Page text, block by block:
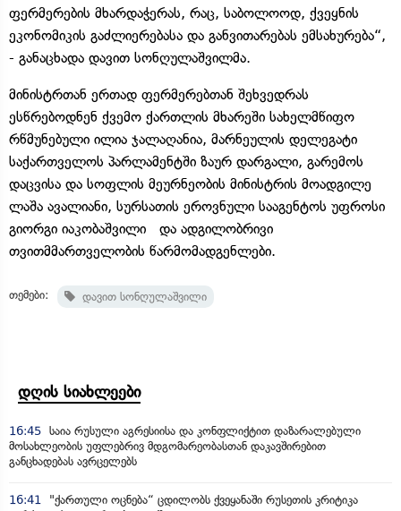
ფერმერების მხარდაჭერას, რაც, საბოლოოდ, ქვეყნის
ეკონომიკის გაძლიერებასა და განვითარებას ემსახურება“,
- განაცხადა დავით სონღულაშვილმა.
მინისტრთან ერთად ფერმერებთან შეხვედრას
ესწრებოდნენ ქვემო ქართლის მხარეში სახელმწიფო
რწმუნებული ილია ჯალაღანია, მარნეულის დელეგატი
საქართველოს პარლამენტში ზაურ დარგალი, გარემოს
დაცვისა და სოფლის მეურნეობის მინისტრის მოადგილე
ლაშა ავალიანი, სურსათის ეროვნული სააგენტოს უფროსი
გიორგი იაკობაშვილი და ადგილობრივი
თვითმმართველობის წარმომადგენლები.
თემები: დავით სონღულაშვილი
დღის სიახლეები
16:45 საია რუსული აგრესიისა და კონფლიქტით დაზარალებული
მოსახლეობის უფლებრივ მდგომარეობასთან დაკავშირებით
განცხადებას ავრცელებს
16:41
"ქართული ოცნება“ ცდილობს ქვეყანაში რუსეთის კრიტიკა